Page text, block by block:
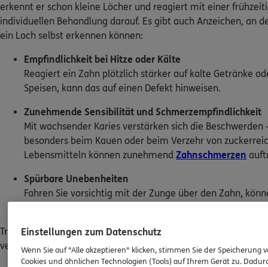
erkennt er schon kleine Löcher und reagiert mit einer
individuellen Behandlung darauf. Es gibt auch Anzeichen, an
ein Loch selbst erkennen können:
Empfindlichkeit bei Hitze oder Kälte
Reagiert ein Zahn plötzlich stärker auf kalte Getränke
Speisen, kann das auf einen Defekt hinweisen.
Zunehmende Sensibilität und Schmerzempfindlichkeit
Mit wachsender Karies verstärken sich die Beschwerden
besonders beim Kauen oder beim Verzehr von
Lebensmitteln können zunehmend Zahnschmerzen
Spürbare Unebenheiten
Fahren Sie vorsichtig mit der Zunge über den Zahn,
Treten solche Symptome auf, sollten Sie zeitnah einen
vereinbaren.
Einstellungen zum Datenschutz
Wenn Sie auf "Alle akzeptieren" klicken, stimmen Sie der Speicherung
Cookies und ähnlichen Technologien (Tools) auf Ihrem Gerät zu.